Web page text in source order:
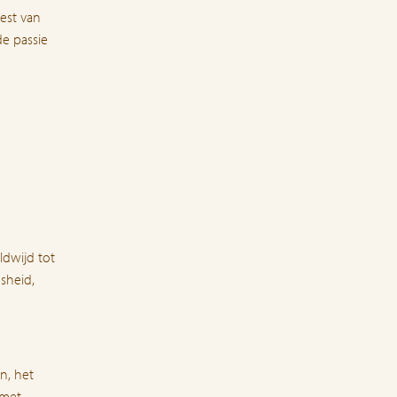
van
passie
tot
het